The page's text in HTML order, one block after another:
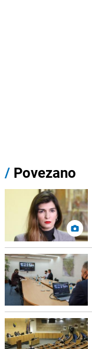
/ Povezano